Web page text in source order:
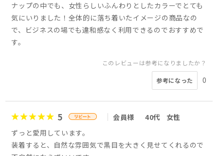
ナップの中でも、女性らしいふんわりとしたカラーでとても
気にいりました！全体的に落ち着いたイメージの商品なの
で、ビジネスの場でも違和感なく利用できるのでおすすめで
す。
このレビューは参考になりましたか？
参考になった 0
5 会員様 40代
女性
ずっと愛用しています。
装着すると、自然な雰囲気で黒目を大きく見せてくれるので